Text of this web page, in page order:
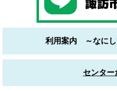
利用案内 ～なにし
センター